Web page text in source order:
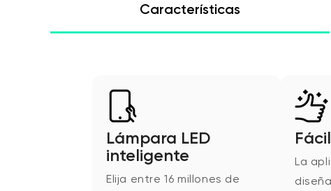
Características
Lámpara LED
inteligente
Elija entre 16 millones de
La